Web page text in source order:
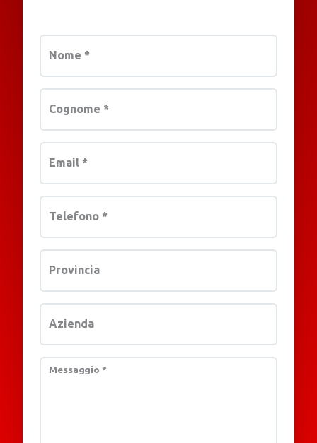
Nome *
Cognome *
Email *
Telefono *
Provincia
Azienda
Messaggio *